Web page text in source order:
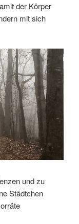
der Körper
mit sich
und zu
Städtchen